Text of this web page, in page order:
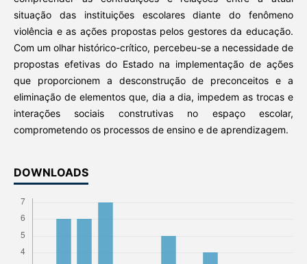
situação das instituições escolares diante do fenômeno
violência e as ações propostas pelos gestores da educação.
Com um olhar histórico-crítico, percebeu-se a necessidade de
propostas efetivas do Estado na implementação de ações
que proporcionem a desconstrução de preconceitos e a
eliminação de elementos que, dia a dia, impedem as trocas e
interações sociais construtivas no espaço escolar,
comprometendo os processos de ensino e de aprendizagem.
DOWNLOADS